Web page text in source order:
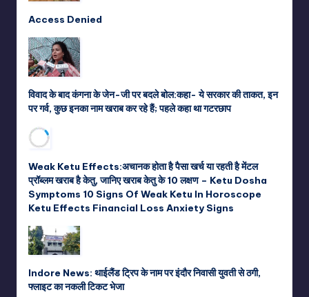
Access Denied
विवाद के बाद कंगना के जेन-जी पर बदले बोल:कहा- ये सरकार की ताकत, इन
पर गर्व, कुछ इनका नाम खराब कर रहे हैं; पहले कहा था गटरछाप
Weak Ketu Effects:अचानक होता है पैसा खर्च या रहती है मेंटल
प्रॉब्लम खराब है केतु, जानिए खराब केतु के 10 लक्षण – Ketu Dosha
Symptoms 10 Signs Of Weak Ketu In Horoscope
Ketu Effects Financial Loss Anxiety Signs
Indore News: थाईलैंड ट्रिप के नाम पर इंदौर निवासी युवती से ठगी,
फ्लाइट का नकली टिकट भेजा